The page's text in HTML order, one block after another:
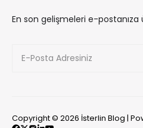
En son gelişmeleri e-postanıza
Copyright © 2026 İsterlin Blog |